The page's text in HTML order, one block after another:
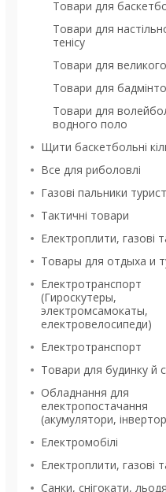
Товари для
Товари для
тенісу
Товари для великого
Товари для
Товари для
водного поло
Щити баскетбольні
Все для риболовлі
Газові пальники
Тактичні товари
Електроплити, газові
Товары для отдыха и
Електротранспорт
(Гироскутеры,
электромсамокаты,
електровелосипеди)
Електротранспорт
Товари для будинку й
Обладнання для
електропостачання
(акумулятори,
Електромобілі
Електроплити, газові
Санки, снігокати,